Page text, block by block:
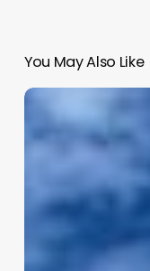
You May Also Like
Suben
costos
en
Visas